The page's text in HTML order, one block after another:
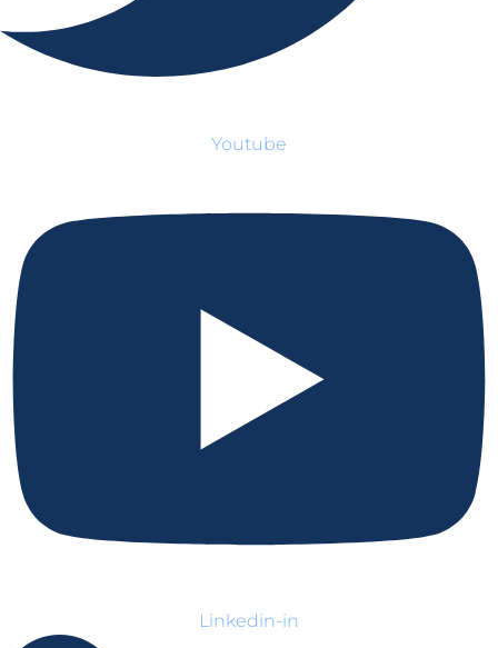
Youtube
Linkedin-in